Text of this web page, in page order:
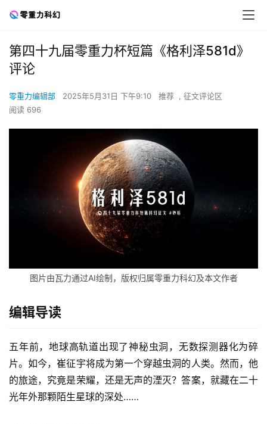
第四十九届零重力杯短篇《格利泽581d》
评论
零重力编辑部 2025年5月31日 下午9:10 推荐 , 征文评论区
阅读 696
图片由瓦力通过AI绘制，版权归属零重力科幻及本文作者
编辑导读
五年前，地球高轨道出现了神秘虫洞，无数探测器化为碎
片。如今，崔征宇将成为第一个穿越虫洞的人类。然而，他
的旅途，究竟是荣耀，还是无声的湮灭？答案，就藏在二十
光年外那颗陌生星球的深处……